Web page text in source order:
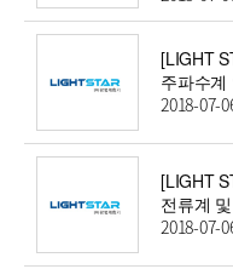
[LIGHT
주파수계
2018-07-
[LIGHT
전류계
2018-07-